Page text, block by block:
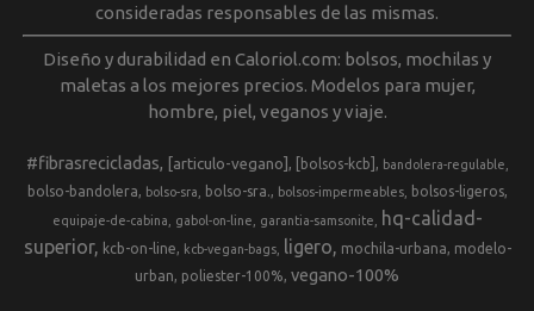
consideradas responsables de las mismas.
Diseño y durabilidad en Caloriol.com: bolsos, mochilas y
maletas a los mejores precios. Modelos para mujer,
hombre, piel, veganos y viaje.
#fibrasrecicladas [articulo-vegano] [bolsos-kcb] bandolera-regulable
bolso-bandolera bolso-sra bolso-sra. bolsos-impermeables bolsos-ligeros
equipaje-de-cabina gabol-on-line garantia-samsonite
hq-calidad-
superior
kcb-on-line kcb-vegan-bags ligero mochila-urbana
modelo-
urban
poliester-100% vegano-100%